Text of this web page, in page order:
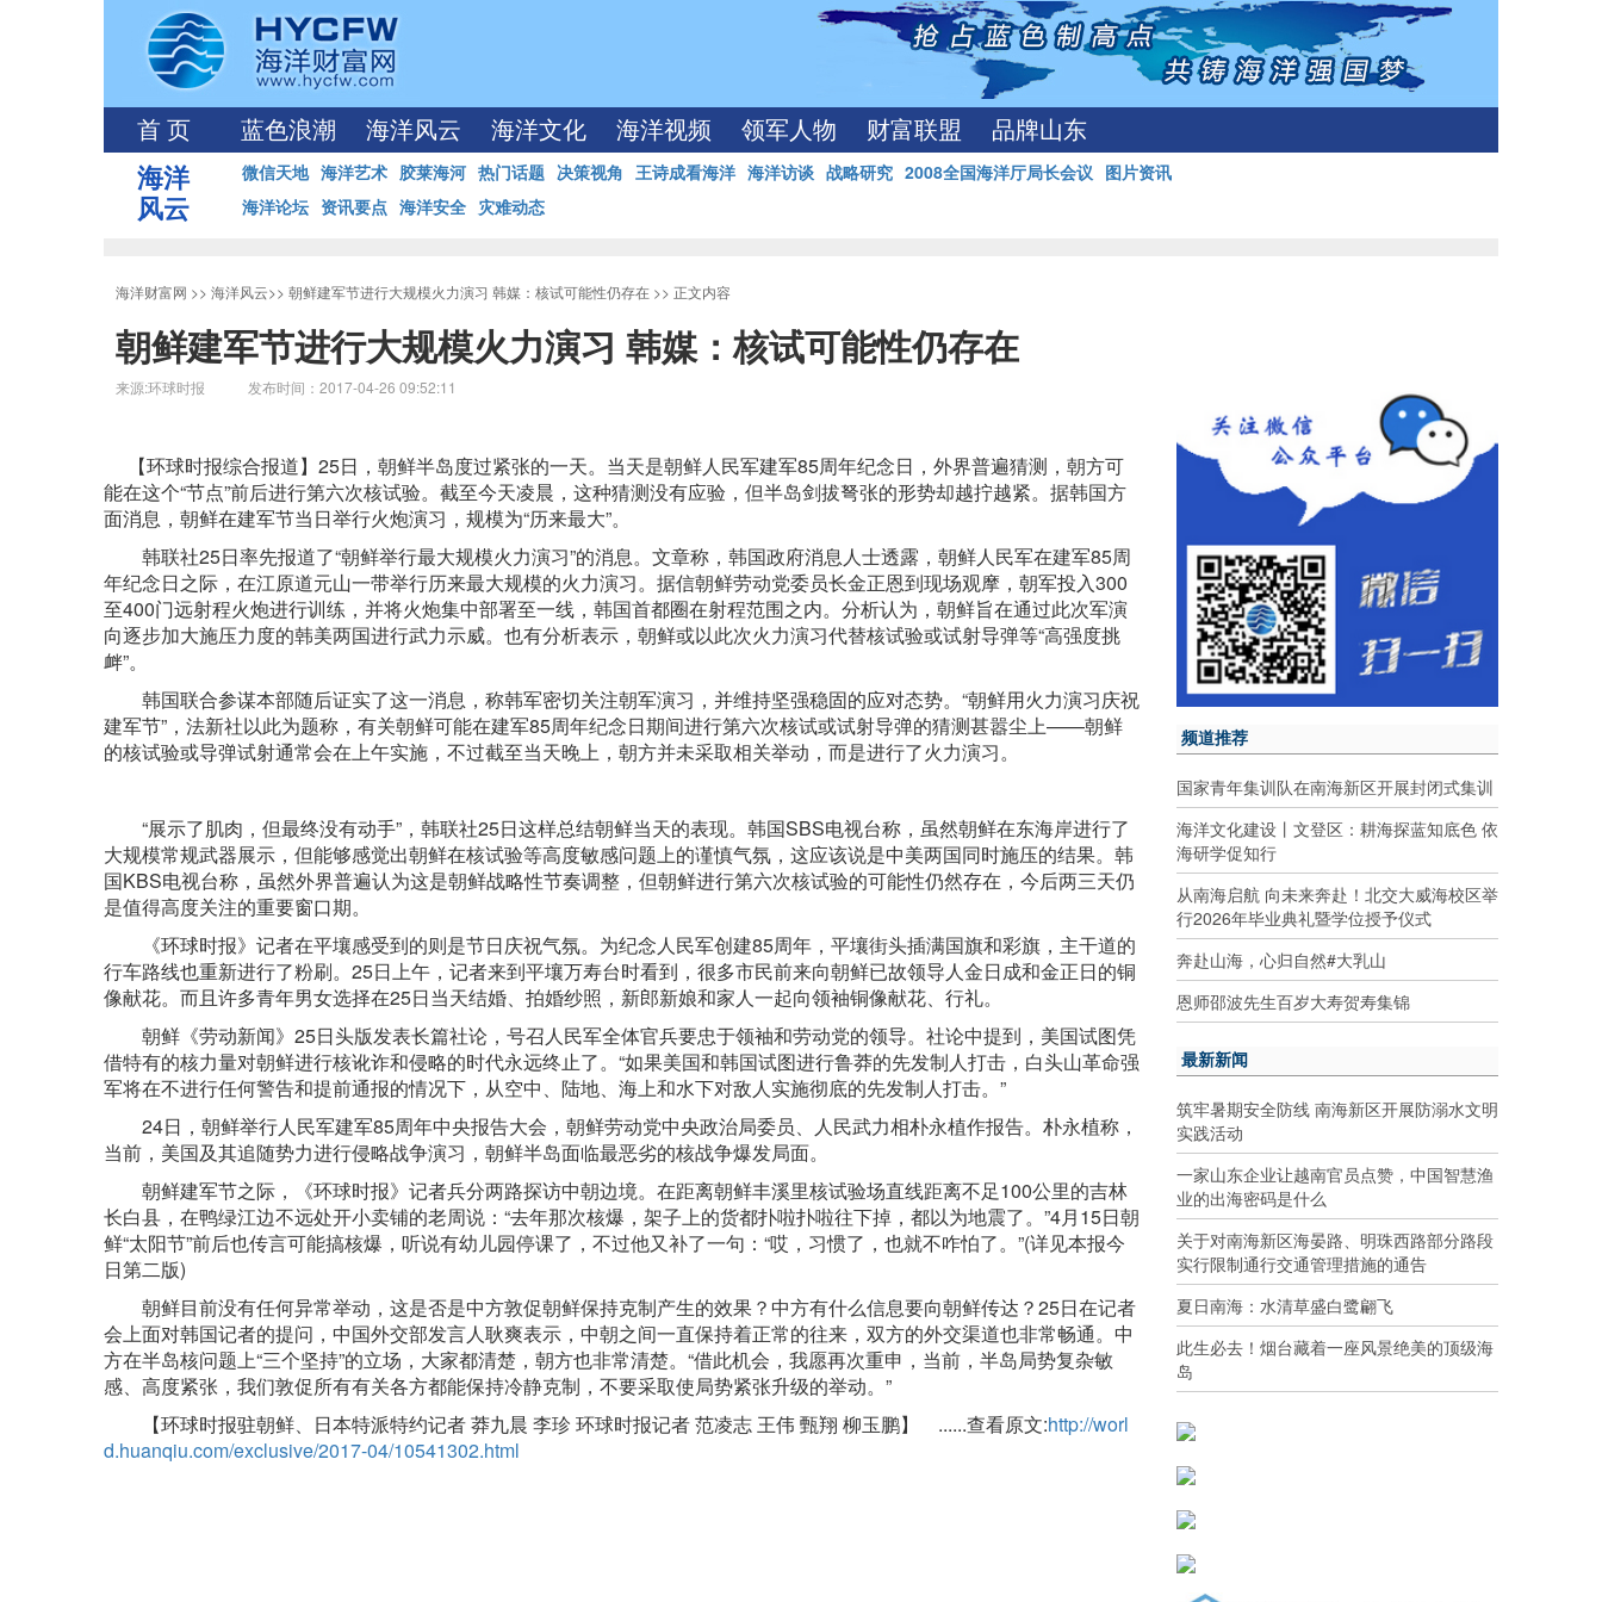
首 页 蓝色浪潮 海洋风云 海洋文化 海洋视频 领军人物 财富联盟 品牌山东
海洋
风云
微信天地 海洋艺术 胶莱海河 热门话题 决策视角 王诗成看海洋 海洋访谈 战略研究 2008全国海洋厅局长会议 图片资讯
海洋论坛 资讯要点 海洋安全 灾难动态
海洋财富网 >> 海洋风云>> 朝鲜建军节进行大规模火力演习 韩媒：核试可能性仍存在 >> 正文内容
朝鲜建军节进行大规模火力演习 韩媒：核试可能性仍存在
来源:环球时报 发布时间：2017-04-26 09:52:11
【环球时报综合报道】25日，朝鲜半岛度过紧张的一天。当天是朝鲜人民军建军85周年纪念日，外界普遍猜测，朝方可
能在这个“节点”前后进行第六次核试验。截至今天凌晨，这种猜测没有应验，但半岛剑拔弩张的形势却越拧越紧。据韩国方
面消息，朝鲜在建军节当日举行火炮演习，规模为“历来最大”。
韩联社25日率先报道了“朝鲜举行最大规模火力演习”的消息。文章称，韩国政府消息人士透露，朝鲜人民军在建军85周
年纪念日之际，在江原道元山一带举行历来最大规模的火力演习。据信朝鲜劳动党委员长金正恩到现场观摩，朝军投入300
至400门远射程火炮进行训练，并将火炮集中部署至一线，韩国首都圈在射程范围之内。分析认为，朝鲜旨在通过此次军演
向逐步加大施压力度的韩美两国进行武力示威。也有分析表示，朝鲜或以此次火力演习代替核试验或试射导弹等“高强度挑
衅”。
韩国联合参谋本部随后证实了这一消息，称韩军密切关注朝军演习，并维持坚强稳固的应对态势。“朝鲜用火力演习庆祝
建军节”，法新社以此为题称，有关朝鲜可能在建军85周年纪念日期间进行第六次核试或试射导弹的猜测甚嚣尘上——朝鲜
的核试验或导弹试射通常会在上午实施，不过截至当天晚上，朝方并未采取相关举动，而是进行了火力演习。
“展示了肌肉，但最终没有动手”，韩联社25日这样总结朝鲜当天的表现。韩国SBS电视台称，虽然朝鲜在东海岸进行了
大规模常规武器展示，但能够感觉出朝鲜在核试验等高度敏感问题上的谨慎气氛，这应该说是中美两国同时施压的结果。韩
国KBS电视台称，虽然外界普遍认为这是朝鲜战略性节奏调整，但朝鲜进行第六次核试验的可能性仍然存在，今后两三天仍
是值得高度关注的重要窗口期。
《环球时报》记者在平壤感受到的则是节日庆祝气氛。为纪念人民军创建85周年，平壤街头插满国旗和彩旗，主干道的
行车路线也重新进行了粉刷。25日上午，记者来到平壤万寿台时看到，很多市民前来向朝鲜已故领导人金日成和金正日的铜
像献花。而且许多青年男女选择在25日当天结婚、拍婚纱照，新郎新娘和家人一起向领袖铜像献花、行礼。
朝鲜《劳动新闻》25日头版发表长篇社论，号召人民军全体官兵要忠于领袖和劳动党的领导。社论中提到，美国试图凭
借特有的核力量对朝鲜进行核讹诈和侵略的时代永远终止了。“如果美国和韩国试图进行鲁莽的先发制人打击，白头山革命强
军将在不进行任何警告和提前通报的情况下，从空中、陆地、海上和水下对敌人实施彻底的先发制人打击。”
24日，朝鲜举行人民军建军85周年中央报告大会，朝鲜劳动党中央政治局委员、人民武力相朴永植作报告。朴永植称，
当前，美国及其追随势力进行侵略战争演习，朝鲜半岛面临最恶劣的核战争爆发局面。
朝鲜建军节之际，《环球时报》记者兵分两路探访中朝边境。在距离朝鲜丰溪里核试验场直线距离不足100公里的吉林
长白县，在鸭绿江边不远处开小卖铺的老周说：“去年那次核爆，架子上的货都扑啦扑啦往下掉，都以为地震了。”4月15日朝
鲜“太阳节”前后也传言可能搞核爆，听说有幼儿园停课了，不过他又补了一句：“哎，习惯了，也就不咋怕了。”(详见本报今
日第二版)
朝鲜目前没有任何异常举动，这是否是中方敦促朝鲜保持克制产生的效果？中方有什么信息要向朝鲜传达？25日在记者
会上面对韩国记者的提问，中国外交部发言人耿爽表示，中朝之间一直保持着正常的往来，双方的外交渠道也非常畅通。中
方在半岛核问题上“三个坚持”的立场，大家都清楚，朝方也非常清楚。“借此机会，我愿再次重申，当前，半岛局势复杂敏
感、高度紧张，我们敦促所有有关各方都能保持冷静克制，不要采取使局势紧张升级的举动。”
【环球时报驻朝鲜、日本特派特约记者 莽九晨 李珍 环球时报记者 范凌志 王伟 甄翔 柳玉鹏】 ......查看原文:http://worl
d.huanqiu.com/exclusive/2017-04/10541302.html
频道推荐
国家青年集训队在南海新区开展封闭式集训
海洋文化建设丨文登区：耕海探蓝知底色 依
海研学促知行
从南海启航 向未来奔赴！北交大威海校区举
行2026年毕业典礼暨学位授予仪式
奔赴山海，心归自然#大乳山
恩师邵波先生百岁大寿贺寿集锦
最新新闻
筑牢暑期安全防线 南海新区开展防溺水文明
实践活动
一家山东企业让越南官员点赞，中国智慧渔
业的出海密码是什么
关于对南海新区海晏路、明珠西路部分路段
实行限制通行交通管理措施的通告
夏日南海：水清草盛白鹭翩飞
此生必去！烟台藏着一座风景绝美的顶级海
岛